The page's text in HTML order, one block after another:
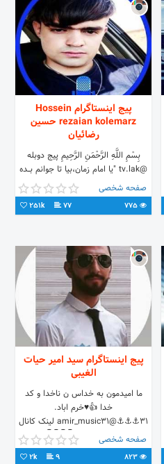
پیج اینستاگرام Hossein
rezaian kolemarz حسین
رضائیان
بِسْمِ اللَّهِ الرَّحْمَنِ الرَّحِيمِ پیج دوبله
@tv.lak "یا امام زمان،بیا تا جوانم بـــده
رُخ نشـــانــم" هـمڪارے دایرڪـت
صفحه شخصی
77
251k
پیج اینستاگرام سید امیر حیات
الغیبی
ما امیدمون به خداس ن ناخدا و کد
خدا 👍♥خرم اباد.
31⚓⚓⚓@amir_music31 لینک کانال
امیر موزیک 31👇👇👇👇
صفحه شخصی
9
2k